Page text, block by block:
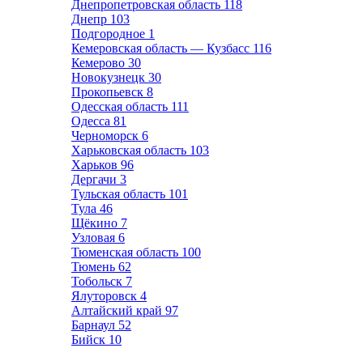
Днепропетровская область 118
Днепр 103
Подгородное 1
Кемеровская область — Кузбасс 116
Кемерово 30
Новокузнецк 30
Прокопьевск 8
Одесская область 111
Одесса 81
Черноморск 6
Харьковская область 103
Харьков 96
Дергачи 3
Тульская область 101
Тула 46
Щёкино 7
Узловая 6
Тюменская область 100
Тюмень 62
Тобольск 7
Ялуторовск 4
Алтайский край 97
Барнаул 52
Бийск 10